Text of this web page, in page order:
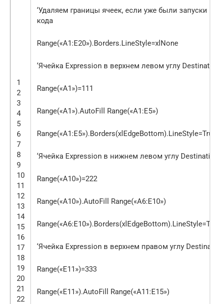
1
2
3
4
5
6
7
8
9
10
11
12
13
14
15
16
17
18
19
20
21
22
‘Удаляем границы ячеек, если уже были запуски
кода
Range(«A1:E20»).Borders.LineStyle=xlNone
‘Ячейка Expression в верхнем левом углу Destination
Range(«A1»)=111
Range(«A1»).AutoFill Range(«A1:E5»)
Range(«A1:E5»).Borders(xlEdgeBottom).LineStyle=True
‘Ячейка Expression в нижнем левом углу Destination
Range(«A10»)=222
Range(«A10»).AutoFill Range(«A6:E10»)
Range(«A6:E10»).Borders(xlEdgeBottom).LineStyle=True
‘Ячейка Expression в верхнем правом углу
Range(«E11»)=333
Range(«E11»).AutoFill Range(«A11:E15»)